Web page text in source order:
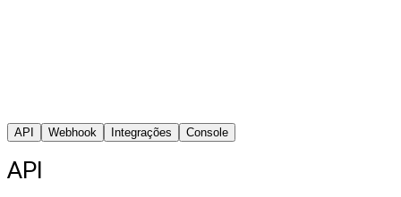
API Webhook Integrações Console
API